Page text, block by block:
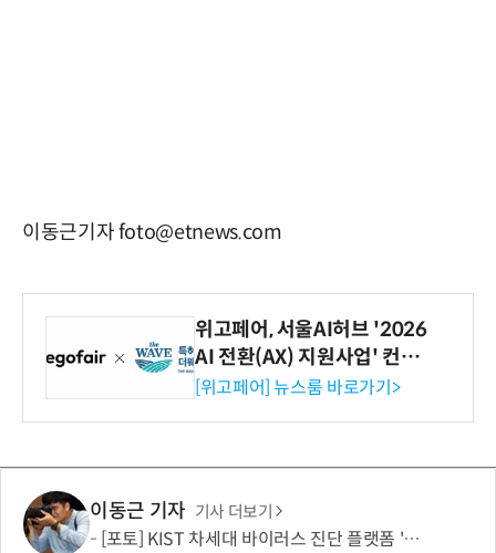
이동근기자 foto@etnews.com
위고페어, 서울AI허브 '2026
AI 전환(AX) 지원사업' 컨소
시엄 선정
[위고페어] 뉴스룸 바로가기>
이동근 기자 기사 더보기
[포토] KIST 차세대 바이러스 진단 플랫폼 '퓨전 어세이' 개발